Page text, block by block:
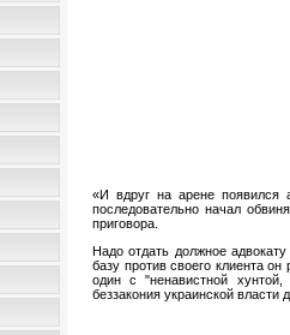
«И вдруг на арене появился
последовательно начал
приговора.
Надо отдать должное
базу против своего клиента
один с "ненавистной
беззакония украинской власти